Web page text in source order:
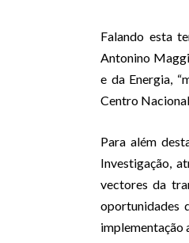
Falando esta
Antonino
e da Energia,
Centro
Para além
Investigação,
vectores da
oportunidades
implementação